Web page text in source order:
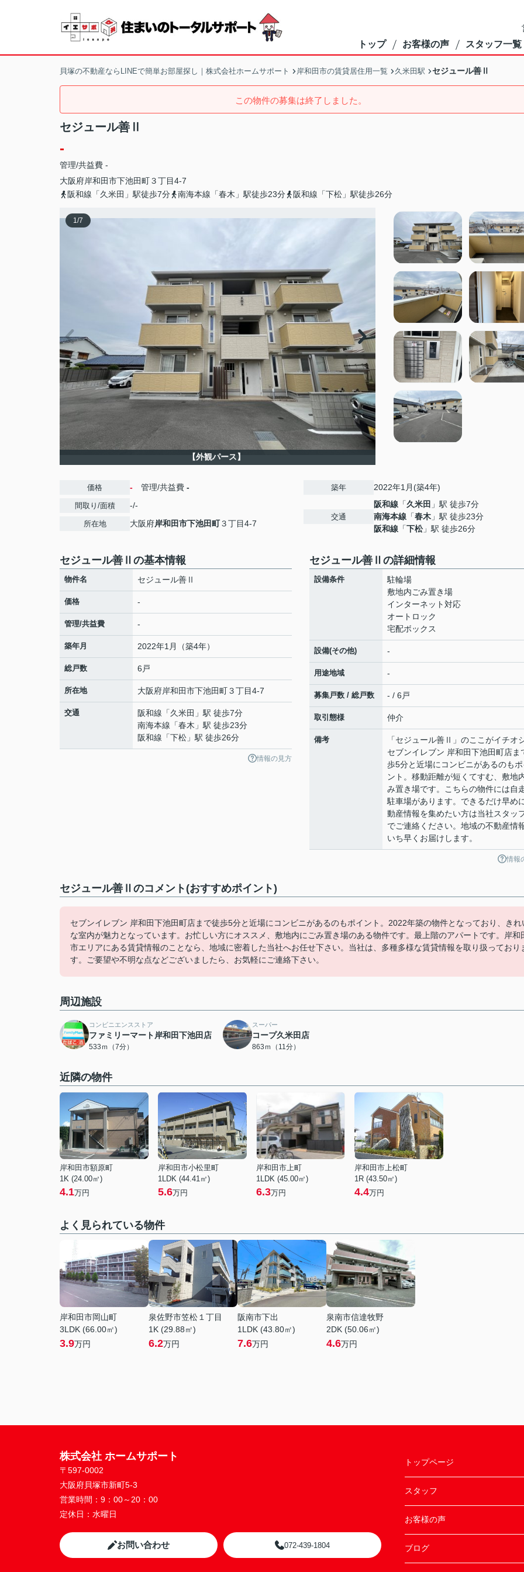
トップ お客様の声 スタッフ一覧
貝塚の不動産ならLINEで簡単お部屋探し｜株式会社ホームサポート 岸和田市の賃貸居住用一覧 久米田駅 セジュール善Ⅱ
この物件の募集は終了しました。
セジュール善Ⅱ
-
管理/共益費 -
大阪府岸和田市下池田町３丁目4-7
阪和線「久米田」駅徒歩7分
南海本線「春木」駅徒歩23分 阪和線「下松」駅徒歩26分
1/7
【外観パース】
価格 - 管理/共益費 -
間取り/面積 -/-
所在地 大阪府岸和田市下池田町３丁目4-7
築年 2022年1月(築4年)
交通
阪和線 「久米田 」駅 徒歩7分
南海本線 「春木 」駅 徒歩23分
阪和線 「下松」駅 徒歩26分
セジュール善Ⅱの基本情報
物件名 セジュール善Ⅱ
価格 -
管理/共益費 -
築年月 2022年1月（築4年）
総戸数 6戸
所在地 大阪府岸和田市下池田町３丁目4-7
交通 阪和線 「久米田 」駅 徒歩7分
南海本線 「春木 」駅 徒歩23分
阪和線 「下松 」駅 徒歩26分
情報の見方
セジュール善Ⅱの詳細情報
設備条件
駐輪場
敷地内ごみ置き場
インターネット対応
オートロック
宅配ボックス
設備(その他) -
用途地域 -
募集戸数 / 総戸数 - / 6戸
取引態様 仲介
備考
「セジュール善Ⅱ」のここがイチオシ
セブンイレブン 岸和田下池田町店ま
歩5分と近場にコンビニがあるのもポ
ント。移動距離が短くてすむ、敷地
み置き場です。こちらの物件には自
駐車場があります。できるだけ早め
動産情報を集めたい方は当社スタッ
でご連絡ください。地域の不動産情
いち早くお届けします。
情報
セジュール善Ⅱのコメント(おすすめポイント)
セブンイレブン 岸和田下池田町店まで徒歩5分と近場にコンビニがあるのもポイント。2022年築の物件となっており、きれ
な室内が魅力となっています。お忙しい方にオススメ、敷地内にごみ置き場のある物件です。最上階のアパートです。岸和
市エリアにある賃貸情報のことなら、地域に密着した当社へお任せ下さい。当社は、多種多様な賃貸情報を取り扱っており
す。ご要望や不明な点などございましたら、お気軽にご連絡下さい。
周辺施設
コンビニエンスストア
ファミリーマート岸和田下池田店
533ｍ（7分）
スーパー
コープ久米田店
863ｍ（11分）
近隣の物件
岸和田市額原町
1K (24.00㎡)
4.1万円
岸和田市小松里町
1LDK (44.41㎡)
5.6万円
岸和田市上町
1LDK (45.00㎡)
6.3万円
岸和田市上松町
1R (43.50㎡)
4.4万円
よく見られている物件
岸和田市岡山町
3LDK (66.00㎡)
3.9万円
泉佐野市笠松１丁目
1K (29.88㎡)
6.2万円
阪南市下出
1LDK (43.80㎡)
7.6万円
泉南市信達牧野
2DK (50.06㎡)
4.6万円
株式会社 ホームサポート
〒597-0002
大阪府貝塚市新町5-3
営業時間： 9：00～20：00
定休日： 水曜日
お問い合わせ 072-439-1804
トップページ
スタッフ
お客様の声
ブログ